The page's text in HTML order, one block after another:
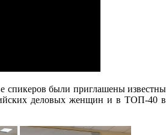
спикеров были приглашены
деловых женщин и в ТОП-40